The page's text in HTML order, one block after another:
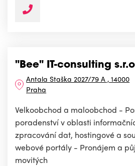
"Bee" IT-consulting
Antala Staška 2027/79 A , 14000
Praha
Velkoobchod a maloobchod -
poradenství v oblasti
zpracování dat, hostingové a
webové portály - Pronájem a
movitých